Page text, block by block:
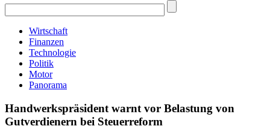
Wirtschaft
Finanzen
Technologie
Politik
Motor
Panorama
Handwerkspräsident warnt vor Belastung von
Gutverdienern bei Steuerreform